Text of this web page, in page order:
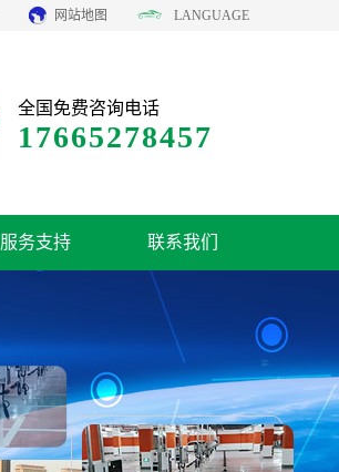
网站地图 LANGUAGE
全国免费咨询电话
17665278457
服务支持 联系我们